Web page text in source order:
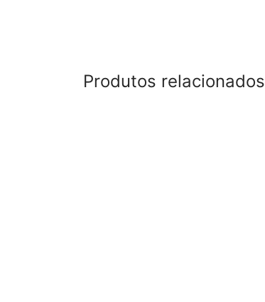
Produtos relacionados